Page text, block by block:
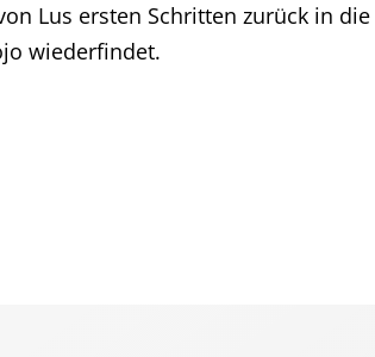
Lus ersten Schritten zurück in
wiederfindet.